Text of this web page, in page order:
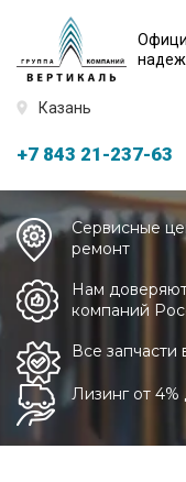
Казань
+7 843 21-237-63
Сервисные
ремонт
Нам
компаний
Все запчасти
Лизинг от 4%